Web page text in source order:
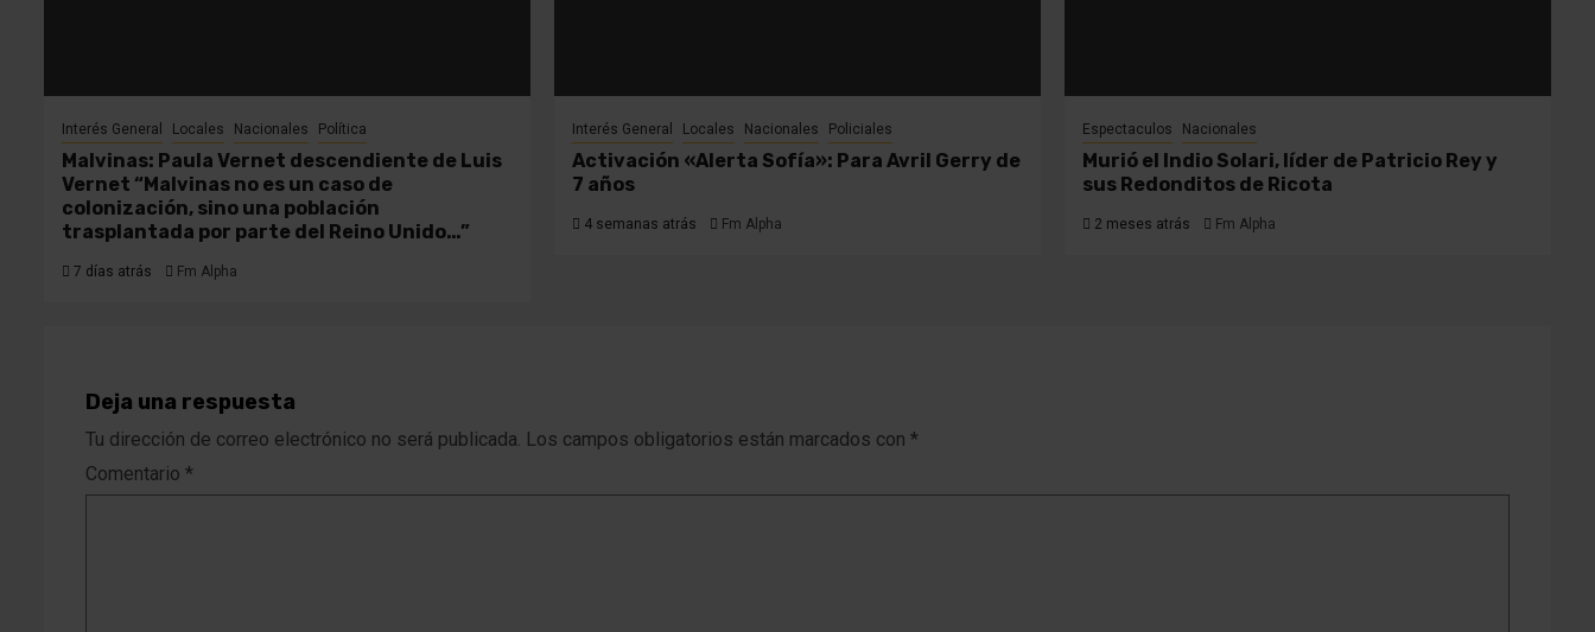
Interés General Locales Nacionales Política
Malvinas: Paula Vernet descendiente de Luis
Vernet “Malvinas no es un caso de
colonización, sino una población
trasplantada por parte del Reino Unido…”
7 días atrás Fm Alpha
Interés General Locales Nacionales Policiales
Activación «Alerta Sofía»: Para Avril Gerry de
7 años
4 semanas atrás Fm Alpha
Espectaculos Nacionales
Murió el Indio Solari, líder de Patricio Rey y
sus Redonditos de Ricota
2 meses atrás Fm Alpha
Deja una respuesta
Tu dirección de correo electrónico no será publicada. Los campos obligatorios están marcados con *
Comentario *